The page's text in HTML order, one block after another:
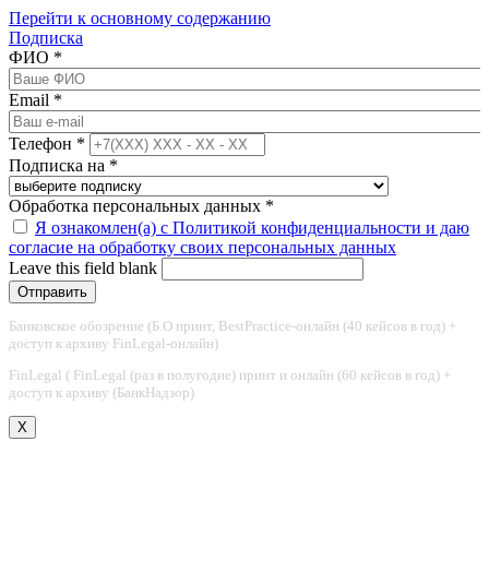
Перейти к основному содержанию
Подписка
ФИО *
Email *
Телефон *
Подписка на *
Обработка персональных данных *
Я ознакомлен(а) с Политикой конфиденциальности и даю
согласие на обработку своих персональных данных
Leave this field blank
Банковское обозрение (Б.О принт, BestPractice-онлайн (40 кейсов в год) +
доступ к архиву FinLegal-онлайн)
FinLegal ( FinLegal (раз в полугодие) принт и онлайн (60 кейсов в год) +
доступ к архиву (БанкНадзор)
X